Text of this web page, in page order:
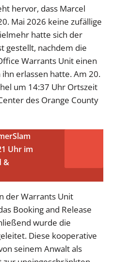
hervor, dass Marcel
Mai 2026 keine zufällige
hatte sich der
gestellt, nachdem die
Warrants Unit einen
erlassen hatte. Am 20.
um 14:37 Uhr Ortszeit
des Orange County
Uhr im
&
der Warrants Unit
Booking and Release
wurde die
Diese kooperative
seinem Anwalt als